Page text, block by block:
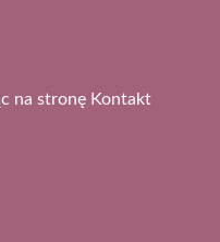
na stronę Kontakt